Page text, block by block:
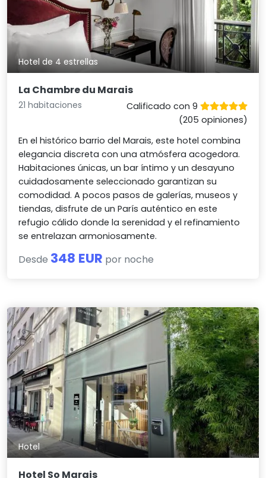
Hotel de 4 estrellas
La Chambre du Marais
21 habitaciones
Calificado con 9
(205 opiniones)
En el histórico barrio del Marais, este hotel combina
elegancia discreta con una atmósfera acogedora.
Habitaciones únicas, un bar íntimo y un desayuno
cuidadosamente seleccionado garantizan su
comodidad. A pocos pasos de galerías, museos y
tiendas, disfrute de un París auténtico en este
refugio cálido donde la serenidad y el refinamiento
se entrelazan armoniosamente.
Desde 348 EUR por noche
Hotel
Hotel So Marais